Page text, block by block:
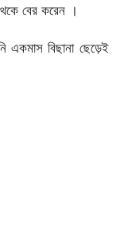
বের করেন ।
একমাস বিছানা ছেড়েই